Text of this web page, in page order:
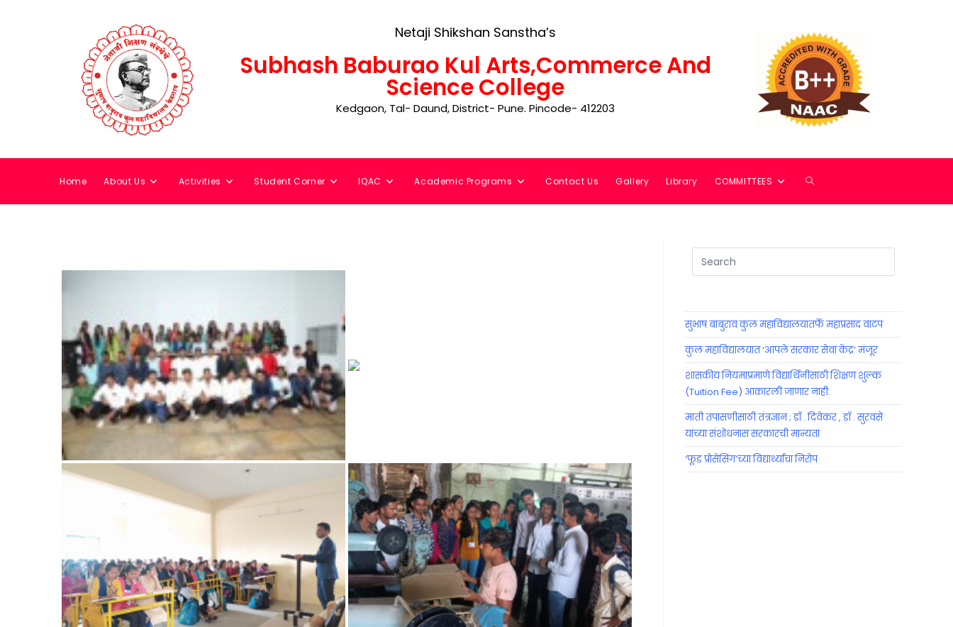
Netaji Shikshan Sanstha’s
Subhash Baburao Kul Arts,Commerce And
Science College
Kedgaon, Tal- Daund, District- Pune. Pincode- 412203
Home About Us Activities Student Corner IQAC Academic Programs Contact Us Gallery Library COMMITTEES
सुभाष बाबुराव कुल महाविद्यालयातर्फे महाप्रसाद वाटप
कुल महाविद्यालयात ‘आपले सरकार सेवा केंद्र’ मंजूर
शासकीय नियमाप्रमाणे विद्यार्थिनींसाठी शिक्षण शुल्क
(Tuition Fee) आकारली जाणार नाही.
माती तपासणीसाठी तंत्रज्ञान ; डॉ . दिवेकर , डॉ . सुरवसे
यांच्या संशोधनास सरकारची मान्यता
‘फूड प्रोसेसिंग’च्या विद्यार्थ्यांचा निरोप